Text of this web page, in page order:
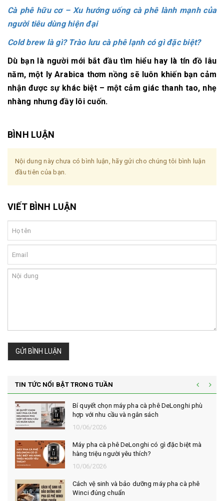
Cà phê hữu cơ – Xu hướng uống cà phê lành mạnh của
người tiêu dùng hiện đại
Cold brew là gì? Trào lưu cà phê lạnh có gì đặc biệt?
Dù bạn là người mới bắt đầu tìm hiểu hay là tín đồ lâu
năm, một ly Arabica thơm nồng sẽ luôn khiến bạn cảm
nhận được sự khác biệt – một cảm giác thanh tao, nhẹ
nhàng nhưng đầy lôi cuốn.
BÌNH LUẬN
Nội dung này chưa có bình luận, hãy gửi cho chúng tôi bình luận
đầu tiên của bạn.
VIẾT BÌNH LUẬN
GỬI BÌNH LUẬN
TIN TỨC NỔI BẬT TRONG TUẦN
Bí quyết chọn máy pha cà phê DeLonghi phù
hợp với nhu cầu và ngân sách
10/06/2026
Máy pha cà phê DeLonghi có gì đặc biệt mà
hàng triệu người yêu thích?
10/06/2026
Cách vệ sinh và bảo dưỡng máy pha cà phê
Winci đúng chuẩn